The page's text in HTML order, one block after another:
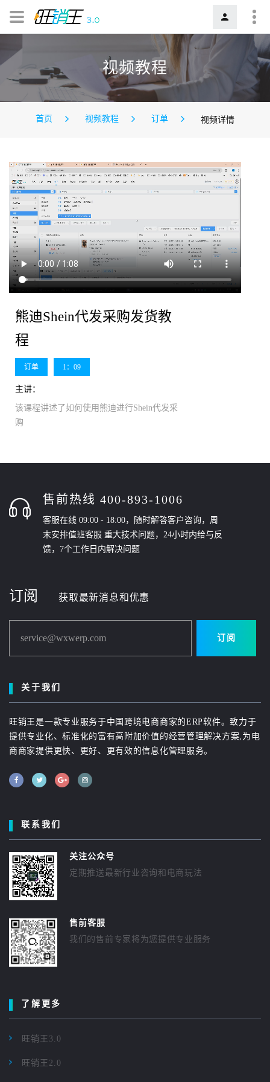
视频教程
首页 视频教程 订单 视频详情
熊迪Shein代发采购发货教
程
订单 1：09
主讲：
该课程讲述了如何使用熊迪进行Shein代发采
购
售前热线 400-893-1006
客服在线 09:00 - 18:00，随时解答客户咨询，周
末安排值班客服 重大技术问题，24小时内给与反
馈，7个工作日内解决问题
订阅 获取最新消息和优惠
service@wxwerp.com 订阅
关于我们
旺销王是一款专业服务于中国跨境电商商家的ERP软件。致力于
提供专业化、标准化的富有高附加价值的经营管理解决方案,为电
商商家提供更快、更好、更有效的信息化管理服务。
联系我们
关注公众号
定期推送最新行业咨询和电商玩法
售前客服
我们的售前专家将为您提供专业服务
了解更多
旺销王3.0
旺销王2.0